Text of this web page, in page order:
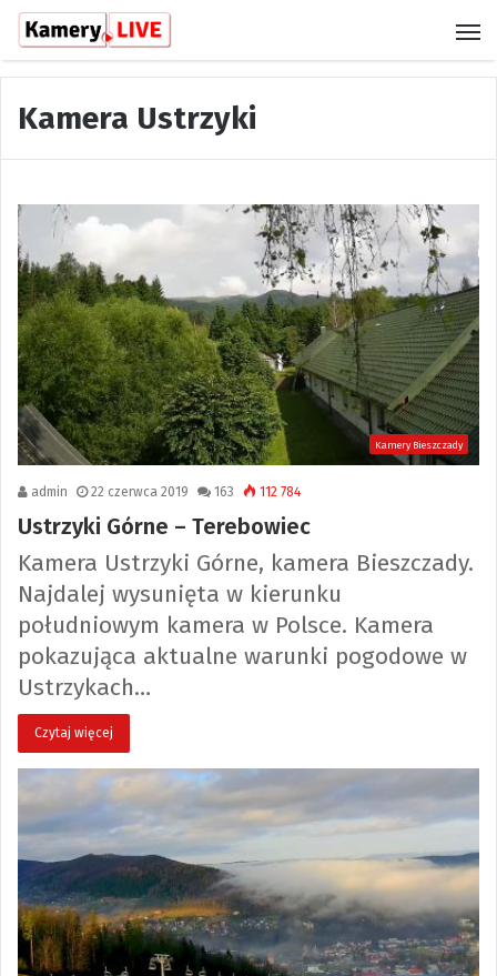
Kamera Ustrzyki
Kamery Bieszczady
admin 22 czerwca 2019 163 112 784
Ustrzyki Górne – Terebowiec
Kamera Ustrzyki Górne, kamera Bieszczady.
Najdalej wysunięta w kierunku
południowym kamera w Polsce. Kamera
pokazująca aktualne warunki pogodowe w
Ustrzykach…
Czytaj więcej